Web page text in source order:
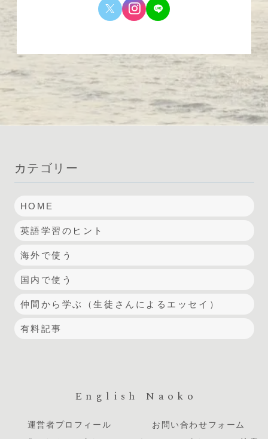
カテゴリー
HOME
英語学習のヒント
海外で使う
国内で使う
仲間から学ぶ（生徒さんによるエッセイ）
有料記事
English Naoko
運営者プロフィール
お問い合わせフォーム